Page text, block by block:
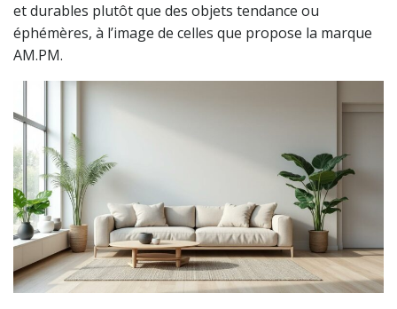
et durables plutôt que des objets tendance ou
éphémères, à l’image de celles que propose la marque
AM.PM.